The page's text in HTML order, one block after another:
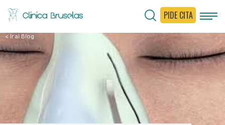
PIDE CITA
< Ir al Blog